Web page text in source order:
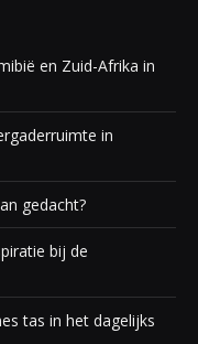
en Zuid-Afrika in
in
gedacht?
bij de
tas in het dagelijks